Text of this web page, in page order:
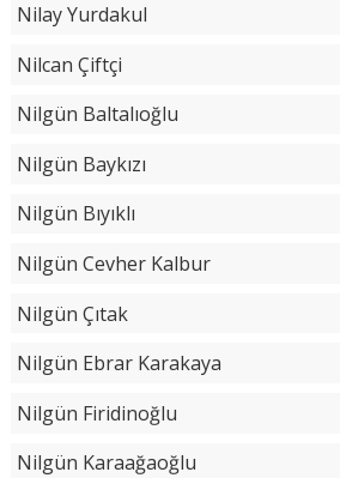
Nilay Yurdakul
Nilcan Çiftçi
Nilgün Baltalıoğlu
Nilgün Baykızı
Nilgün Bıyıklı
Nilgün Cevher Kalbur
Nilgün Çıtak
Nilgün Ebrar Karakaya
Nilgün Firidinoğlu
Nilgün Karaağaoğlu